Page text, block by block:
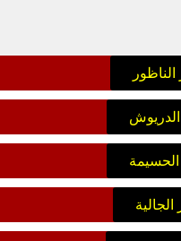
الدريوش
الحسيمة
الجالية